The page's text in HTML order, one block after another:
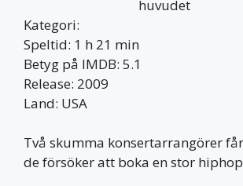
Kategori:
Speltid: 1 h 21 min
Betyg på IMDB: 5.1
Release: 2009
Land: USA
Två skumma konsertarrangörer
de försöker att boka en stor